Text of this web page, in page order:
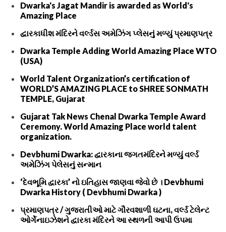
Dwarka's Jagat Mandir is awarded as World's
Amazing Place
દ્વારકાધીશ મંદિરને વર્લ્ડસ અમેઝિંગ પ્લેસનું મળ્યું પ્રમાણપત્ર
Dwarka Temple Adding World Amazing Place WTO
(USA)
World Talent Organization’s certification of
WORLD’S AMAZING PLACE to SHREE SONMATH
TEMPLE, Gujarat
Gujarat Tak News Chenal Dwarka Temple Award
Ceremony. World Amazing Place world talent
organization.
Devbhumi Dwarka: દ્વારકાના જગતમંદિરને મળ્યું વર્લ્ડ
અમેઝિંગ પેલેસનું સન્માન
‘દેવભૂમિ દ્વારકા’ નો ઇતિહાસ જાણવા જેવો છે । Devbhumi
Dwarka History ( Devbhumi Dwarka )
પ્રમાણપત્ર / ગુજરાતીઓ માટે ગૌરવશાળી ઘટના, વર્લ્ડ ટેલેન્ટ
ઓર્ગેનાઇઝેશને દ્વારકા મંદિરને આ સ્થળની આપી ઉપમા